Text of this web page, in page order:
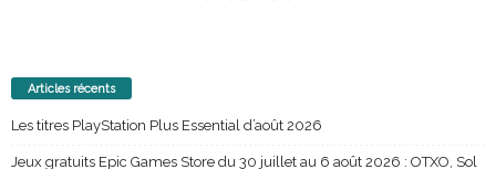
Articles récents
Les titres PlayStation Plus Essential d’août 2026
Jeux gratuits Epic Games Store du 30 juillet au 6 août 2026 : OTXO, Sol